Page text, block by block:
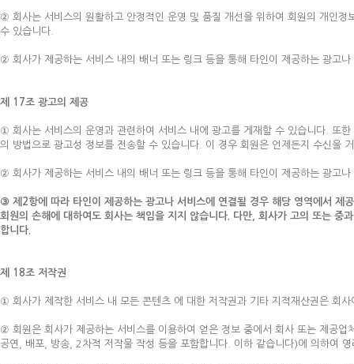
② 회사는 서비스의 원활하고 안정적인 운영 및 품질 개선을 위하여 회원의 개인
수 있습니다.
② 회사가 제공하는 서비스 내의 배너 또는 링크 등을 통해 타인이 제공하는 광고
제 17조 광고의 제공
① 회사는 서비스의 운영과 관련하여 서비스 내에 광고를 게재할 수 있습니다.
의 방법으로 광고성 정보를 전송할 수 있습니다. 이 경우 회원은 언제든지 수신을
② 회사가 제공하는 서비스 내의 배너 또는 링크 등을 통해 타인이 제공하는 광고
③ 제2항에 따라 타인이 제공하는 광고나 서비스에 연결될 경우 해당 영역에서 제
회원의 손해에 대하여도 회사는 책임을 지지 않습니다. 다만, 회사가 고의 또는 중
합니다.
제 18조 저작권
① 회사가 제작한 서비스 내 모든 콘텐츠 에 대한 저작권과 기타 지적재산권은 회사
② 회원은 회사가 제공하는 서비스를 이용하여 얻은 정보 중에서 회사 또는 제공
공연, 배포, 방송, 2차적 저작물 작성 등을 포함합니다. 이하 같습니다)에 의하여